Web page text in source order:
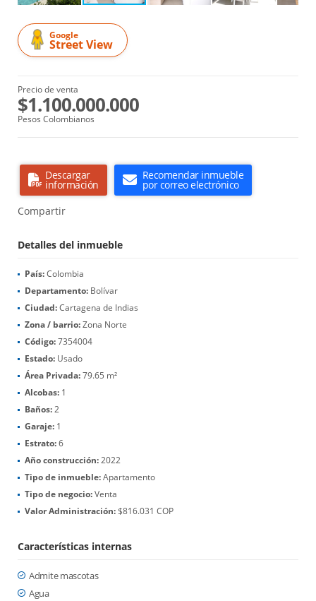
Google
Street View
Precio de venta
$1.100.000.000
Pesos Colombianos
Descargar
información
Recomendar inmueble
por correo electrónico
Compartir
Detalles del inmueble
País:Colombia
Departamento: Bolívar
Ciudad:Cartagena de Indias
Zona / barrio:Zona Norte
Código:7354004
Estado: Usado
Área Privada:79.65 m²
Alcobas: 1
Baños:2
Garaje: 1
Estrato:6
Año construcción:2022
Tipo de inmueble:Apartamento
Tipo de negocio:Venta
Valor Administración:$816.031 COP
Características internas
Admite mascotas
Agua